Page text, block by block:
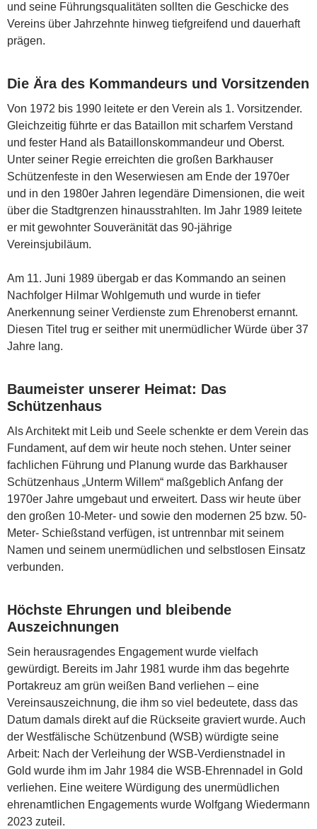
und seine Führungsqualitäten sollten die Geschicke des
Vereins über Jahrzehnte hinweg tiefgreifend und dauerhaft
prägen.
Die Ära des Kommandeurs und Vorsitzenden
Von 1972 bis 1990 leitete er den Verein als 1. Vorsitzender.
Gleichzeitig führte er das Bataillon mit scharfem Verstand
und fester Hand als Bataillonskommandeur und Oberst.
Unter seiner Regie erreichten die großen Barkhauser
Schützenfeste in den Weserwiesen am Ende der 1970er
und in den 1980er Jahren legendäre Dimensionen, die weit
über die Stadtgrenzen hinausstrahlten. Im Jahr 1989 leitete
er mit gewohnter Souveränität das 90-jährige
Vereinsjubiläum.
Am 11. Juni 1989 übergab er das Kommando an seinen
Nachfolger Hilmar Wohlgemuth und wurde in tiefer
Anerkennung seiner Verdienste zum Ehrenoberst ernannt.
Diesen Titel trug er seither mit unermüdlicher Würde über 37
Jahre lang.
Baumeister unserer Heimat: Das
Schützenhaus
Als Architekt mit Leib und Seele schenkte er dem Verein das
Fundament, auf dem wir heute noch stehen. Unter seiner
fachlichen Führung und Planung wurde das Barkhauser
Schützenhaus „Unterm Willem“ maßgeblich Anfang der
1970er Jahre umgebaut und erweitert. Dass wir heute über
den großen 10-Meter- und sowie den modernen 25 bzw. 50-
Meter- Schießstand verfügen, ist untrennbar mit seinem
Namen und seinem unermüdlichen und selbstlosen Einsatz
verbunden.
Höchste Ehrungen und bleibende
Auszeichnungen
Sein herausragendes Engagement wurde vielfach
gewürdigt. Bereits im Jahr 1981 wurde ihm das begehrte
Portakreuz am grün weißen Band verliehen – eine
Vereinsauszeichnung, die ihm so viel bedeutete, dass das
Datum damals direkt auf die Rückseite graviert wurde. Auch
der Westfälische Schützenbund (WSB) würdigte seine
Arbeit: Nach der Verleihung der WSB-Verdienstnadel in
Gold wurde ihm im Jahr 1984 die WSB-Ehrennadel in Gold
verliehen. Eine weitere Würdigung des unermüdlichen
ehrenamtlichen Engagements wurde Wolfgang Wiedermann
2023 zuteil.